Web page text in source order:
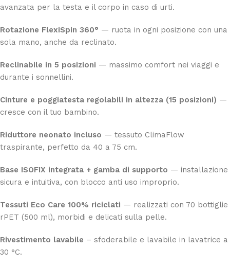
avanzata per la testa e il corpo in caso di urti.
Rotazione FlexiSpin 360° — ruota in ogni posizione con una
sola mano, anche da reclinato.
Reclinabile in 5 posizioni — massimo comfort nei viaggi e
durante i sonnellini.
Cinture e poggiatesta regolabili in altezza (15 posizioni) —
cresce con il tuo bambino.
Riduttore neonato incluso — tessuto ClimaFlow
traspirante, perfetto da 40 a 75 cm.
Base ISOFIX integrata + gamba di supporto — installazione
sicura e intuitiva, con blocco anti uso improprio.
Tessuti Eco Care 100% riciclati — realizzati con 70 bottiglie
rPET (500 ml), morbidi e delicati sulla pelle.
Rivestimento lavabile – sfoderabile e lavabile in lavatrice a
30 °C.